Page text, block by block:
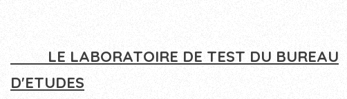
LE LABORATOIRE DE TEST DU BUREAU
D'ETUDES